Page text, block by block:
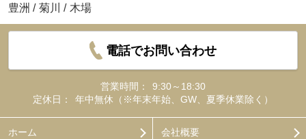
豊洲 / 菊川 / 木場
電話でお問い合わせ
営業時間：
9:30～18:30
定休日：
年中無休（※年末年始、GW、夏季休業除く）
ホーム 会社概要